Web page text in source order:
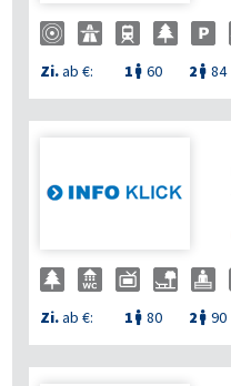
Zi.ab €: 1  60 2  84
Zi.ab €: 1  80 2  90